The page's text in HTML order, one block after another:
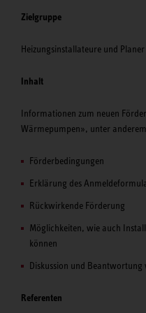
Zielgruppe
Heizungsinstallateure und Planer
Inhalt
Informationen zum neuen
Wärmepumpen», unter
Förderbedingungen
Erklärung des
Rückwirkende Förderung
Möglichkeiten, wie auch
können
Diskussion und Beantwortung
Referenten